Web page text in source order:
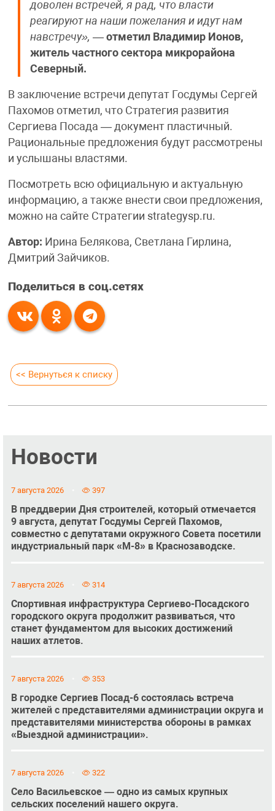
доволен встречей, я рад, что власти
реагируют на наши пожелания и идут нам
навстречу», —отметил Владимир Ионов,
житель частного сектора микрорайона
Северный.
В заключение встречи депутат Госдумы Сергей
Пахомов отметил, что Стратегия развития
Сергиева Посада — документ пластичный.
Рациональные предложения будут рассмотрены
и услышаны властями.
Посмотреть всю официальную и актуальную
информацию, а также внести свои предложения,
можно на сайте Стратегии strategysp.ru.
Автор: Ирина Белякова, Светлана Гирлина,
Дмитрий Зайчиков.
Поделиться в соц.сетях
<< Вернуться к списку
Новости
7 августа 2026 397
В преддверии Дня строителей, который отмечается
9 августа, депутат Госдумы Сергей Пахомов,
совместно с депутатами окружного Совета посетили
индустриальный парк «М-8» в Краснозаводске.
7 августа 2026 314
Спортивная инфраструктура Сергиево-Посадского
городского округа продолжит развиваться, что
станет фундаментом для высоких достижений
наших атлетов.
7 августа 2026 353
В городке Сергиев Посад-6 состоялась встреча
жителей с представителями администрации округа и
представителями министерства обороны в рамках
«Выездной администрации».
7 августа 2026 322
Село Васильевское — одно из самых крупных
сельских поселений нашего округа.